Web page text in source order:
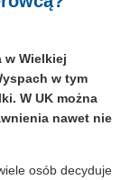
w Wielkiej
w tym
W UK można
nawet nie
osób decyduje